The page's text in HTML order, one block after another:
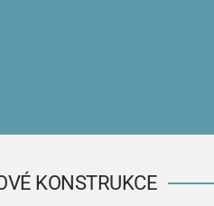
KONSTRUKCE